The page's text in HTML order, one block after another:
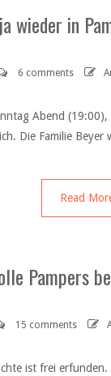
wieder in
6 comments
Abend
Die Familie
Read
Pampers
15 comments
ist frei